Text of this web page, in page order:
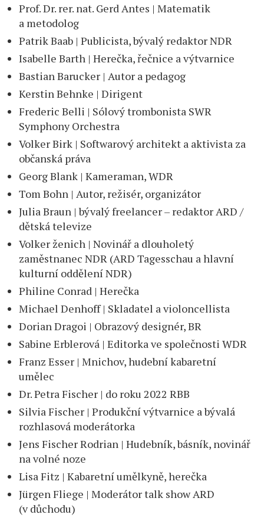
Prof. Dr. rer. nat. Gerd Antes | Matematik
a metodolog
Patrik Baab | Publicista, bývalý redaktor NDR
Isabelle Barth | Herečka, řečnice a výtvarnice
Bastian Barucker | Autor a pedagog
Kerstin Behnke | Dirigent
Frederic Belli | Sólový trombonista SWR
Symphony Orchestra
Volker Birk | Softwarový architekt a aktivista za
občanská práva
Georg Blank | Kameraman, WDR
Tom Bohn | Autor, režisér, organizátor
Julia Braun | bývalý freelancer – redaktor ARD /
dětská televize
Volker ženich | Novinář a dlouholetý
zaměstnanec NDR (ARD Tagesschau a hlavní
kulturní oddělení NDR)
Philine Conrad | Herečka
Michael Denhoff | Skladatel a violoncellista
Dorian Dragoi | Obrazový designér, BR
Sabine Erblerová | Editorka ve společnosti WDR
Franz Esser | Mnichov, hudební kabaretní
umělec
Dr. Petra Fischer | do roku 2022 RBB
Silvia Fischer | Produkční výtvarnice a bývalá
rozhlasová moderátorka
Jens Fischer Rodrian | Hudebník, básník, novinář
na volné noze
Lisa Fitz | Kabaretní umělkyně, herečka
Jürgen Fliege | Moderátor talk show ARD
(v důchodu)